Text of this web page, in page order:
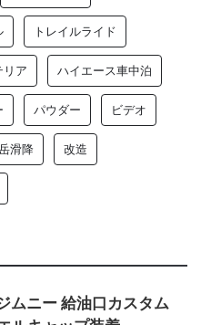
トレイルライド
リア ハイエース車中泊
パウダー ビデオ
滑降 改造
ニー 給油口カスタム